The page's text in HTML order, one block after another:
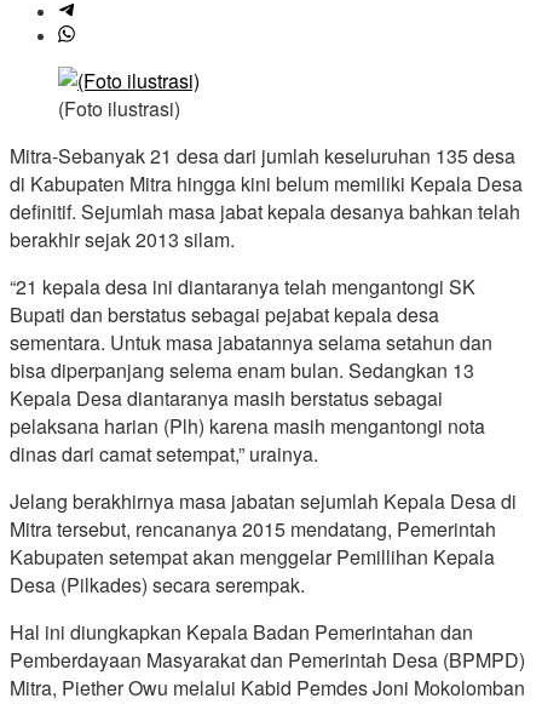
(Foto ilustrasi)
Mitra-Sebanyak 21 desa dari jumlah keseluruhan 135 desa
di Kabupaten Mitra hingga kini belum memiliki Kepala Desa
definitif. Sejumlah masa jabat kepala desanya bahkan telah
berakhir sejak 2013 silam.
“21 kepala desa ini diantaranya telah mengantongi SK
Bupati dan berstatus sebagai pejabat kepala desa
sementara. Untuk masa jabatannya selama setahun dan
bisa diperpanjang selema enam bulan. Sedangkan 13
Kepala Desa diantaranya masih berstatus sebagai
pelaksana harian (Plh) karena masih mengantongi nota
dinas dari camat setempat,” urainya.
Jelang berakhirnya masa jabatan sejumlah Kepala Desa di
Mitra tersebut, rencananya 2015 mendatang, Pemerintah
Kabupaten setempat akan menggelar Pemillihan Kepala
Desa (Pilkades) secara serempak.
Hal ini diungkapkan Kepala Badan Pemerintahan dan
Pemberdayaan Masyarakat dan Pemerintah Desa (BPMPD)
Mitra, Piether Owu melalui Kabid Pemdes Joni Mokolomban